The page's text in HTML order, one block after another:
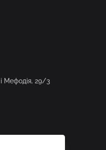
Мефодія, 29/3
мережах